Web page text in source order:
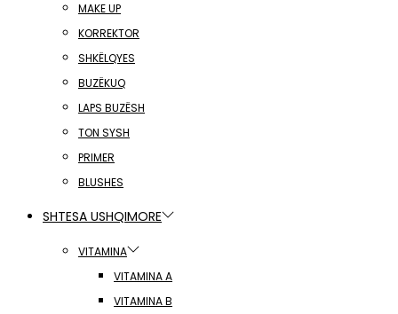
MAKE UP
KORREKTOR
SHKËLQYES
BUZËKUQ
LAPS BUZËSH
TON SYSH
PRIMER
BLUSHES
SHTESA USHQIMORE
VITAMINA
VITAMINA A
VITAMINA B